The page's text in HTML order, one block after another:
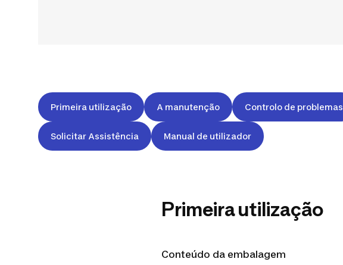
Primeira utilização A manutenção Controlo de problemas
Solicitar Assistência Manual de utilizador
Primeira utilização
Conteúdo da embalagem